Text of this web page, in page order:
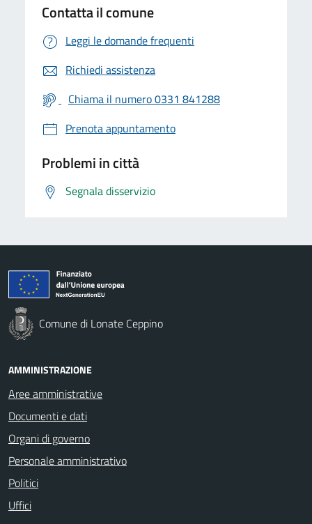
Contatta il comune
Leggi le domande frequenti
Richiedi assistenza
Chiama il numero 0331 841288
Prenota appuntamento
Problemi in città
Segnala disservizio
Comune di Lonate Ceppino
AMMINISTRAZIONE
Aree amministrative
Documenti e dati
Organi di governo
Personale amministrativo
Politici
Uffici